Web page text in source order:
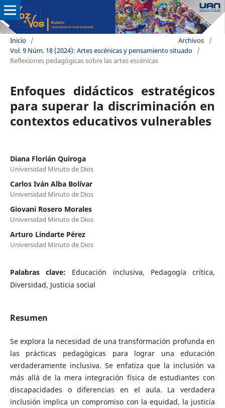
Inicio / Archivos
/
Vol. 9 Núm. 18 (2024): Artes escénicas y pensamiento situado /
Reflexiones pedagógicas sobre las artes escénicas
Enfoques didácticos estratégicos
para superar la discriminación en
contextos educativos vulnerables
Diana Florián Quiroga
Universidad Minuto de Dios
Carlos Iván Alba Bolívar
Universidad Minuto de Dios
Giovani Rosero Morales
Universidad Minuto de Dios
Arturo Lindarte Pérez
Universidad Minuto de Dios
Palabras clave: Educación inclusiva, Pedagogía crítica,
Diversidad, Justicia social
Resumen
Se explora la necesidad de una transformación profunda en
las prácticas pedagógicas para lograr una educación
verdaderamente inclusiva. Se enfatiza que la inclusión va
más allá de la mera integración física de estudiantes con
discapacidades o diferencias en el aula. La verdadera
inclusión implica un compromiso con la equidad, la justicia